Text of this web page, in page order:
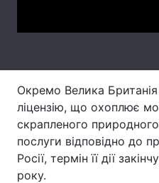
Тема оформлення
Окремо Велика
ліцензію, що охоплює
скрапленого природного
послуги відповідно до
Росії, термін її дії
року.